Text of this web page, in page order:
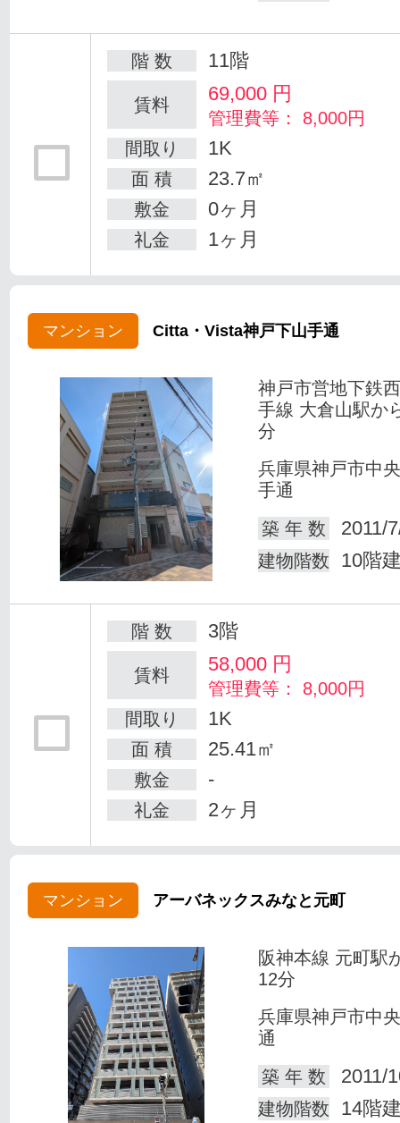
階 数 11階
賃料 69,000 円
管理費等： 8,000円
間取り
1K
面 積 23.7㎡
敷金 0ヶ月
礼金 1ヶ月
マンション Citta・Vista神戸下山手通
神戸市営地下鉄
手線 大倉山駅か
分
兵庫県神戸市中
手通
築 年 数
2011/
建物階数 10階
階 数 3階
賃料 58,000 円
管理費等： 8,000円
間取り
1K
面 積 25.41㎡
敷金 -
礼金 2ヶ月
マンション アーバネックスみなと元町
阪神本線 元町駅
12分
兵庫県神戸市中
通
築 年 数
2011/
建物階数 14階